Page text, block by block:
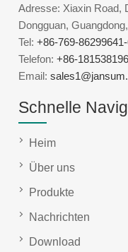
Adresse: Xiaxin Road,
Dongguan,
Tel:+86-769-
Telefon:+86-
Email:
Schnelle
Heim
Über uns
Produkte
Nachrichten
Download